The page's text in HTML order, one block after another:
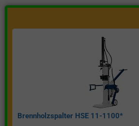
Brennholzspalter HSE 11-1100*